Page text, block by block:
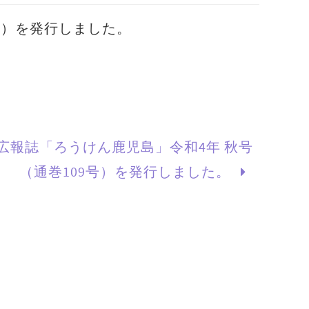
を発行しました。
報誌「ろうけん鹿児島」令和4年 秋号
（通巻109号）を発行しました。